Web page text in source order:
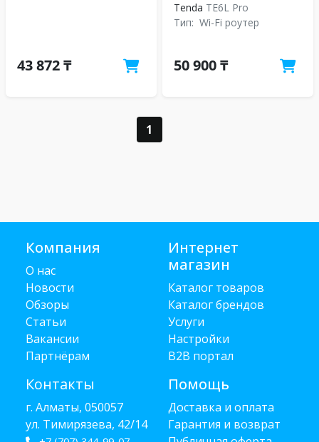
43 872 ₸
Tenda TE6L Pro
Тип: Wi-Fi роутер
50 900 ₸
1
Компания
О нас
Новости
Обзоры
Статьи
Вакансии
Партнёрам
Контакты
г. Алматы, 050057
ул. Тимирязева, 42/14
Интернет
магазин
Каталог товаров
Каталог брендов
Услуги
Настройки
B2B портал
Помощь
Доставка и оплата
Гарантия и возврат